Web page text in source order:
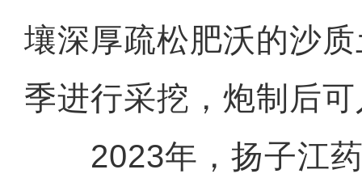
壤深厚疏松肥沃的沙
季进行采挖，炮制后
2023年，扬子江药